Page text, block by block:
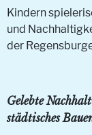
Kindern
und
der
Gelebte
städtisches